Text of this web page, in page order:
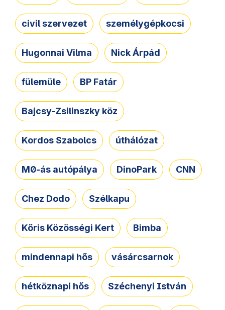
civil szervezet személygépkocsi
Hugonnai Vilma Nick Árpád
fülemüle BP Fatár
Bajcsy-Zsilinszky köz
Kordos Szabolcs úthálózat
M0-ás autópálya DinoPark CNN
Chez Dodo Szélkapu
Kőris Közösségi Kert Bimba
mindennapi hős vásárcsarnok
hétköznapi hős Széchenyi István